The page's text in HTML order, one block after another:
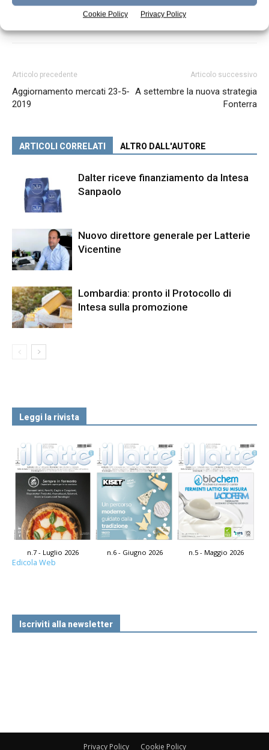
Cookie Policy Privacy Policy
Articolo precedente
Aggiornamento mercati 23-5-
2019
Articolo successivo
A settembre la nuova strategia
Fonterra
ARTICOLI CORRELATI ALTRO DALL'AUTORE
Dalter riceve finanziamento da Intesa
Sanpaolo
Nuovo direttore generale per Latterie
Vicentine
Lombardia: pronto il Protocollo di
Intesa sulla promozione
Leggi la rivista
n.7 - Luglio 2026 n.6 - Giugno 2026 n.5 - Maggio 2026
Edicola Web
Iscriviti alla newsletter
Privacy Policy Cookie Policy